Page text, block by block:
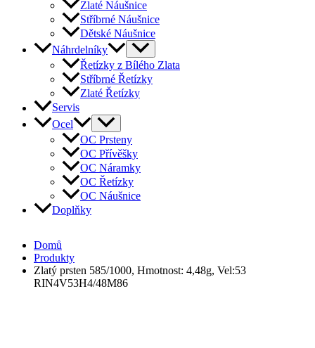
Zlaté Náušnice
Stříbrné Náušnice
Dětské Náušnice
Náhrdelníky
Řetízky z Bílého Zlata
Stříbrné Řetízky
Zlaté Řetízky
Servis
Ocel
OC Prsteny
OC Přívěšky
OC Náramky
OC Řetízky
OC Náušnice
Doplňky
Domů
Produkty
Zlatý prsten 585/1000, Hmotnost: 4,48g, Vel:53
RIN4V53H4/48M86